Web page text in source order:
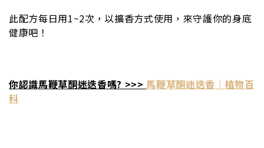
此配方每日用1~2次，以擴香方式使用，來守護你的身底
健康吧！
你認識馬鞭草酮迷迭香嗎? >>>馬鞭草酮迷迭香｜植物百
科